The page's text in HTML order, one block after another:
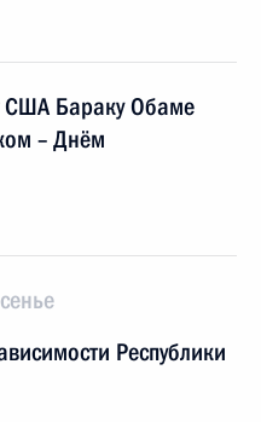
США Бараку Обаме
– Днём
Республики